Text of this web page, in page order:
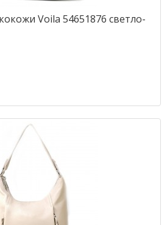
Voila 54651876 светло-